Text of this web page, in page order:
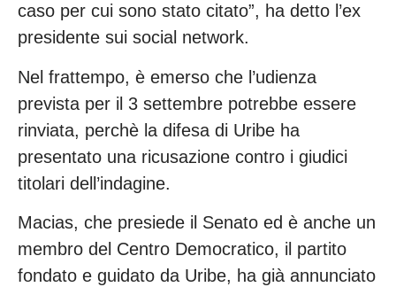
caso per cui sono stato citato”, ha detto l’ex
presidente sui social network.
Nel frattempo, è emerso che l’udienza
prevista per il 3 settembre potrebbe essere
rinviata, perchè la difesa di Uribe ha
presentato una ricusazione contro i giudici
titolari dell’indagine.
Macias, che presiede il Senato ed è anche un
membro del Centro Democratico, il partito
fondato e guidato da Uribe, ha già annunciato